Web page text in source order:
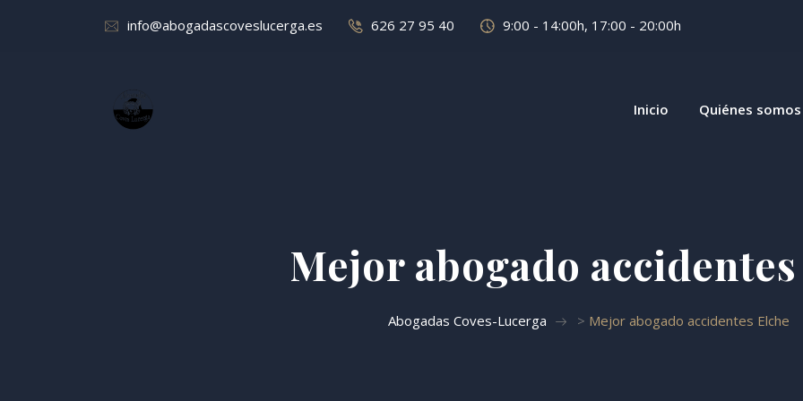
info@abogadascoveslucerga.es 626 27 95 40 9:00 - 14:00h, 17:00 - 20:00h
Inicio Quiénes somos
Mejor abogado
Abogadas Coves-Lucerga > Mejor abogado accidentes Elche